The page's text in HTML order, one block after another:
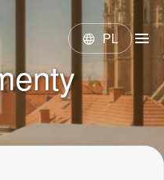
language PL menu